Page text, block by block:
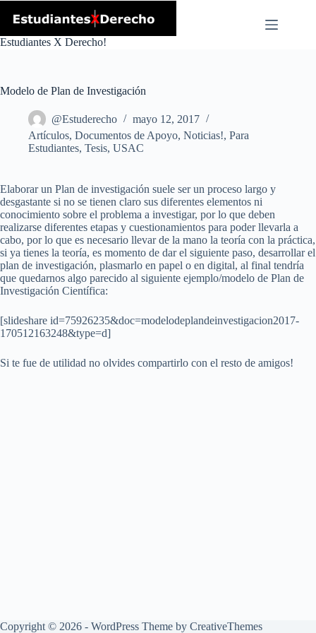
Estudiantes X Derecho!
Modelo de Plan de Investigación
@Estuderecho
mayo 12, 2017
Artículos, Documentos de Apoyo, Noticias!, Para
Estudiantes, Tesis, USAC
Elaborar un Plan de investigación suele ser un proceso largo y
desgastante si no se tienen claro sus diferentes elementos ni
conocimiento sobre el problema a investigar, por lo que deben
realizarse diferentes etapas y cuestionamientos para poder llevarla a
cabo, por lo que es necesario llevar de la mano la teoría con la práctica,
si ya tienes la teoría, es momento de dar el siguiente paso, desarrollar el
plan de investigación, plasmarlo en papel o en digital, al final tendría
que quedarnos algo parecido al siguiente ejemplo/modelo de Plan de
Investigación Científica:
[slideshare id=75926235&doc=modelodeplandeinvestigacion2017-
170512163248&type=d]
Si te fue de utilidad no olvides compartirlo con el resto de amigos!
Copyright © 2026 - WordPress Theme by CreativeThemes